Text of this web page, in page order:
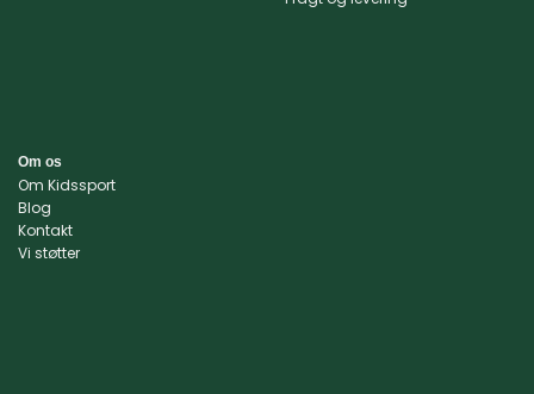
Om os
Om Kidssport
Blog
Kontakt
Vi støtter